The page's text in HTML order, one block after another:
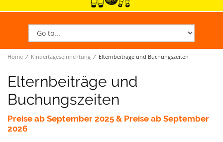
Home ∕ Kindertageseinrichtung ∕ Elternbeiträge und Buchungszeiten
Elternbeiträge und
Buchungszeiten
Preise ab September 2025 & Preise ab September
2026